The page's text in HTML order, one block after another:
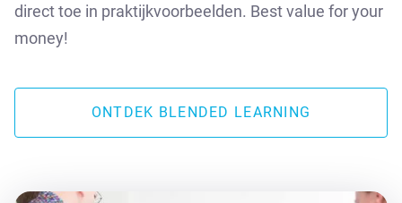
direct toe in praktijkvoorbeelden. Best value for your
money!
ONTDEK BLENDED LEARNING